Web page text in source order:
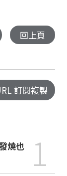
回上頁
訂閱複製
1